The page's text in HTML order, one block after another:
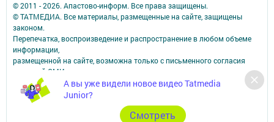
А вы уже видели новое видео Tatmedia
Junior?
Cмотреть
© 2011 - 2026. Апастово-информ. Все права защищены.
© ТАТМЕДИА. Все материалы, размещенные на сайте, защищены
законом.
Перепечатка, воспроизведение и распространение в любом объеме
информации,
размещенной на сайте, возможна только с письменного согласия
редакций СМИ.
При поддержке Республиканского агентства по печати и массовым
коммуникациям.
Наименование СМИ: Апастово-информ
СМИ зарегистрировано Федеральной службой по надзору в сфере